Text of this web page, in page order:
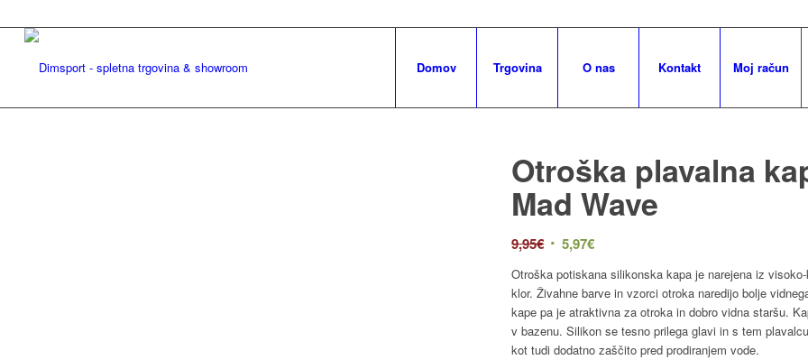
Domov Trgovina O nas Kontakt Moj račun
Otroška plavalna
Mad Wave
9,95€ 5,97€
Otroška potiskana silikonska kapa je narejena iz
klor. Živahne barve in vzorci otroka naredijo bolje
kape pa je atraktivna za otroka in dobro vidna staršu.
v bazenu. Silikon se tesno prilega glavi in s tem
kot tudi dodatno zaščito pred prodiranjem vode.